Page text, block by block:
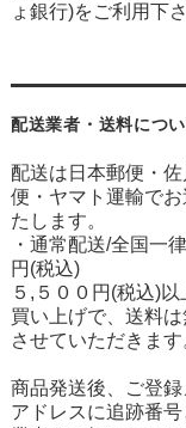
ょ銀行)をご利用下さ
配送業者・送料につ
配送は日本郵便・佐
便・ヤマト運輸でお
たします。
・通常配送/全国一
円(税込)
５,５００円(税込)以
買い上げで、送料は
させていただきます
商品発送後、ご登
アドレスに追跡番